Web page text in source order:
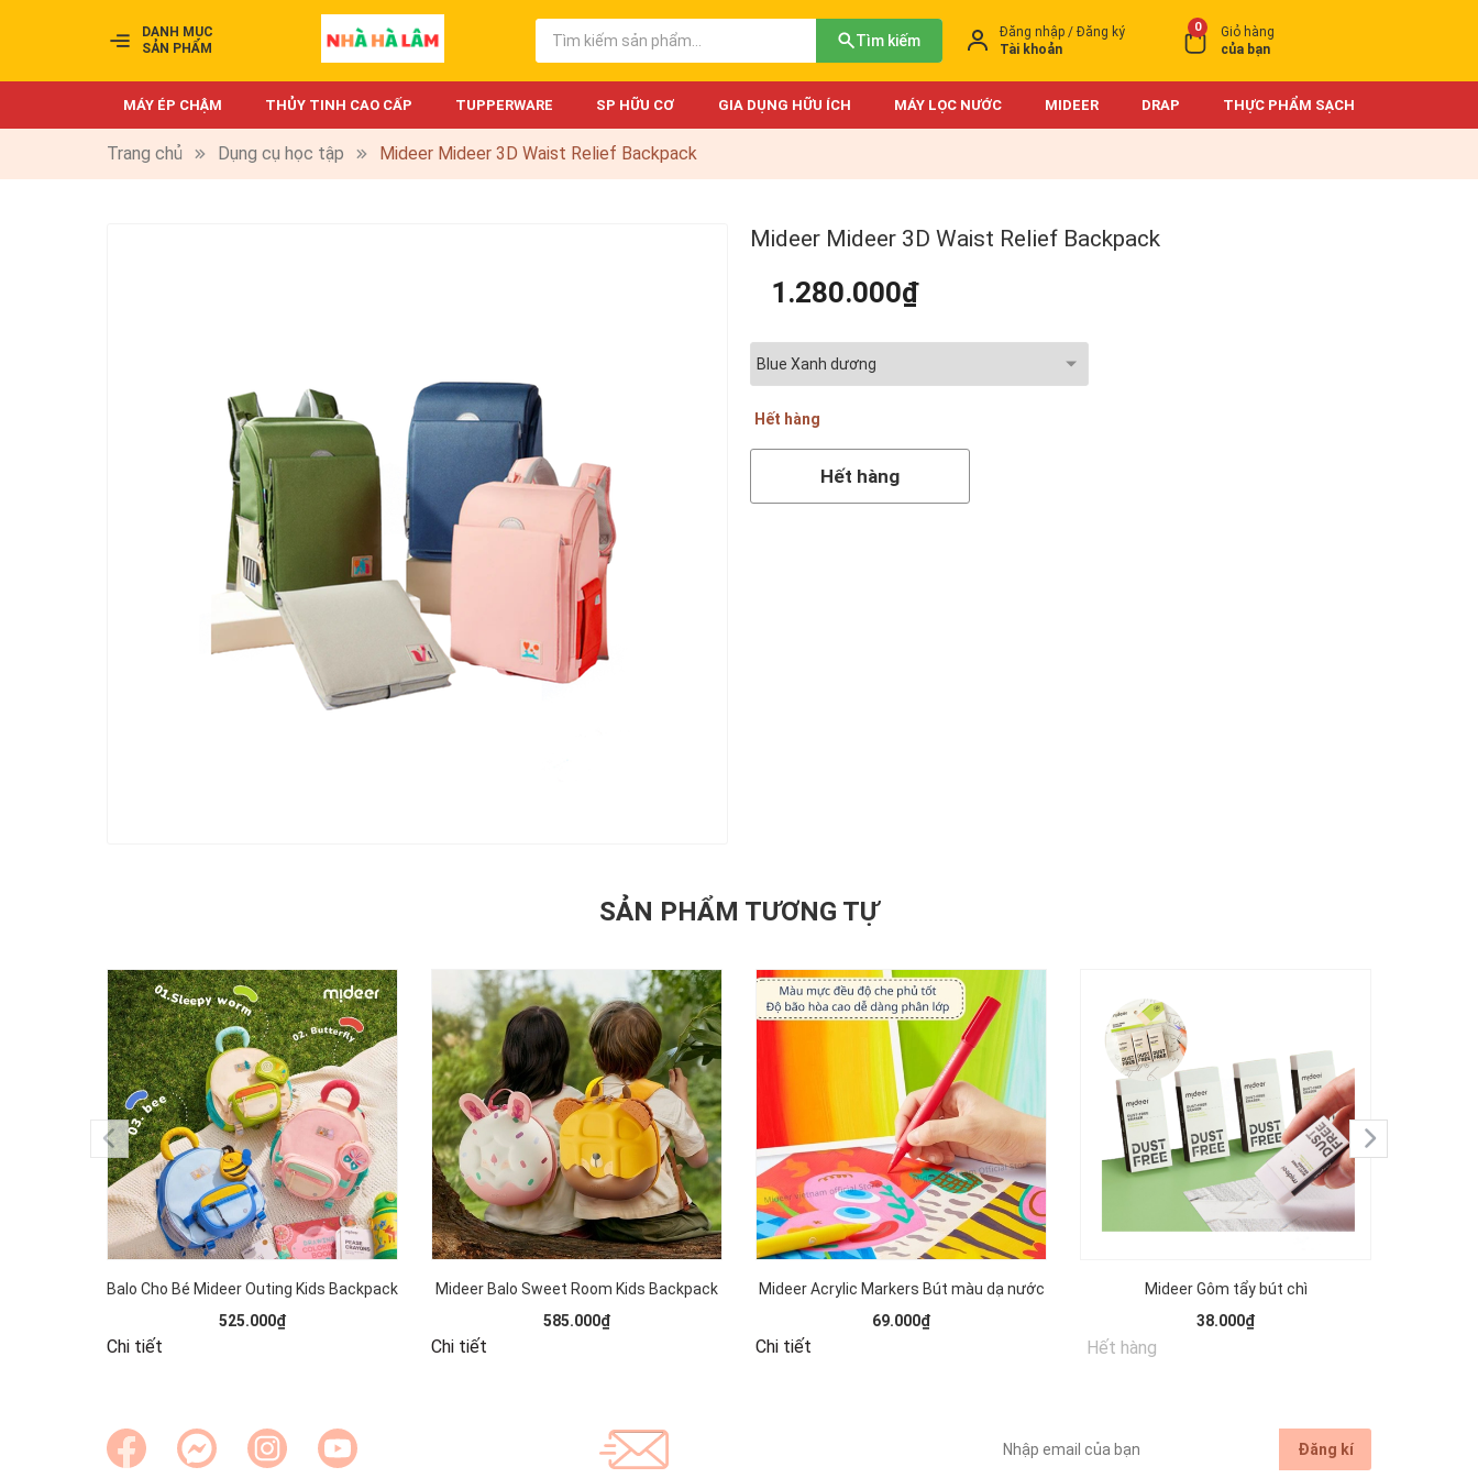
DANH MỤC
SẢN PHẨM
Tìm kiếm
Đăng nhập / Đăng ký
Tài khoản
Giỏ hàng
của bạn
0
MÁY ÉP CHẬM THỦY TINH CAO CẤP TUPPERWARE SP HỮU CƠ GIA DỤNG HỮU ÍCH MÁY LỌC NƯỚC MIDEER DRAP THỰC PHẨM SẠCH
Trang chủ Dụng cụ học tập Mideer Mideer 3D Waist Relief Backpack
Mideer Mideer 3D Waist Relief Backpack
1.280.000₫
Hết hàng
Hết hàng
SẢN PHẨM TƯƠNG TỰ
Balo Cho Bé Mideer Outing Kids Backpack
525.000₫
Chi tiết
Mideer Balo Sweet Room Kids Backpack
585.000₫
Chi tiết
Mideer Acrylic Markers Bút màu dạ nước
69.000₫
Chi tiết
Mideer Gôm tẩy bút chì
38.000₫
Hết hàng
Đăng kí